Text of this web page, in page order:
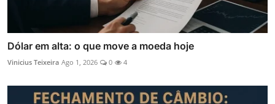
Dólar em alta: o que move a moeda hoje
Vinicius Teixeira Ago 1, 2026 0 4